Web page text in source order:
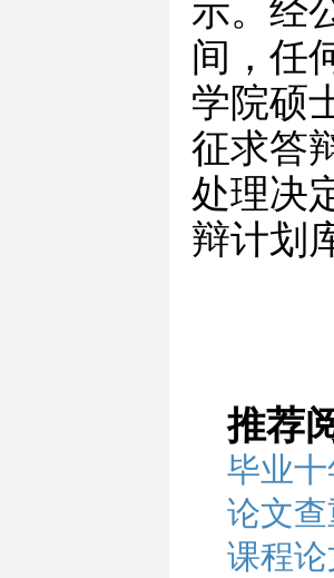
示。经
间，任
学院硕
征求答
处理决
辩计划
推荐
毕业
论文
课程